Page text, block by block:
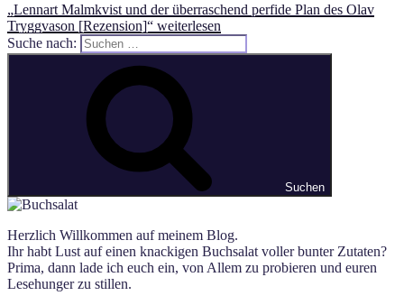
„Lennart Malmkvist und der überraschend perfide Plan des Olav
Tryggvason [Rezension]“ weiterlesen
Suche nach:
Suchen
Herzlich Willkommen auf meinem Blog.
Ihr habt Lust auf einen knackigen Buchsalat voller bunter Zutaten?
Prima, dann lade ich euch ein, von Allem zu probieren und euren
Lesehunger zu stillen.